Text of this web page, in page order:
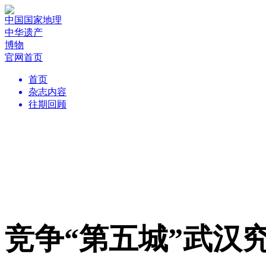
中国国家地理
中华遗产
博物
官网首页
首页
杂志内容
往期回顾
竞争“第五城”武汉